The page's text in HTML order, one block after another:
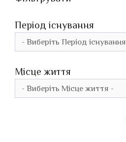
Період існування
Місце життя